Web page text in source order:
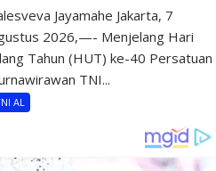
Jayamahe Jakarta, 7
2026,—- Menjelang Hari
Tahun (HUT) ke-40 Persatuan
TNI...
AL